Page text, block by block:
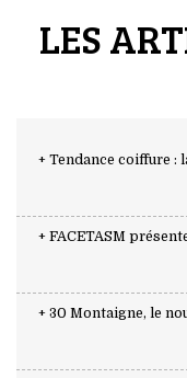
LES
+ Tendance coiffure :
+ FACETASM
+ 30 Montaigne, le